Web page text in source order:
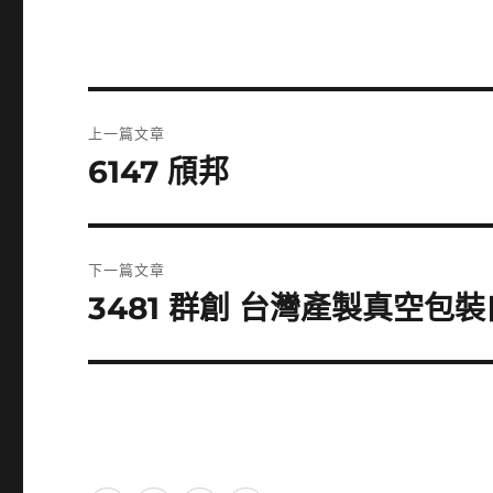
章
上一篇文章
上
篇
文
6147 頎邦
下一篇文章
下
篇
3481 群創 台灣產製真空包裝